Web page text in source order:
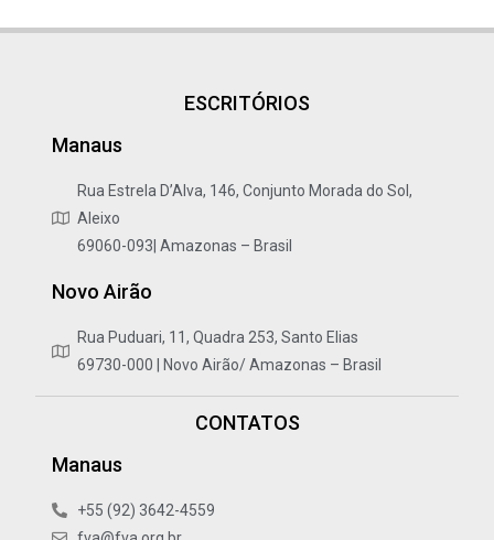
ESCRITÓRIOS
Manaus
Rua Estrela D’Alva, 146, Conjunto Morada do Sol,
Aleixo
69060-093| Amazonas – Brasil
Novo Airão
Rua Puduari, 11, Quadra 253, Santo Elias
69730-000 | Novo Airão/ Amazonas – Brasil
CONTATOS
Manaus
+55 (92) 3642-4559